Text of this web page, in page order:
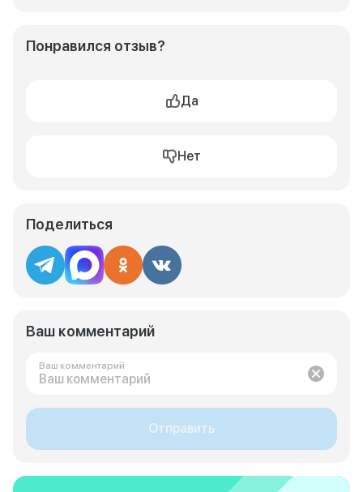
Понравился отзыв?
Да
Нет
Поделиться
Ваш комментарий
Ваш комментарий
Отправить